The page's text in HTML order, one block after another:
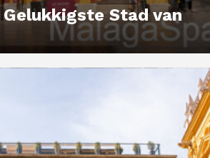
Gelukkigste Stad van